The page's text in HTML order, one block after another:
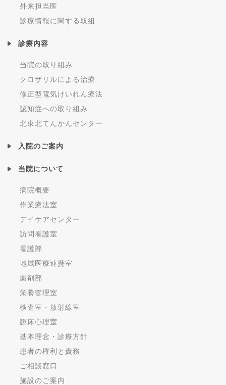
外来担当医
診療情報に関する取組
診療内容
当院の取り組み
クロザリルによる治療
修正型電気けいれん療法
認知症への取り組み
北東北てんかんセンター
入院のご案内
当院について
病院概要
作業療法室
デイケアセンター
訪問看護室
看護部
地域医療連携室
薬剤部
栄養管理室
検査室・放射線室
臨床心理室
基本理念・診療方針
患者の権利と責務
ご相談窓口
施設のご案内